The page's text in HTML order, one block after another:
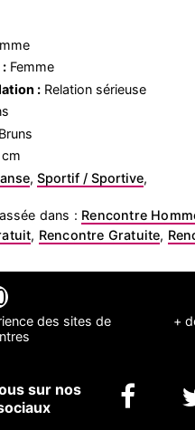
Femme
:Relation sérieuse
, Sportif / Sportive,
dans : Rencontre
, Rencontre Gratuite,
des sites de
+
sur nos